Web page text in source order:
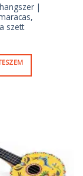
|
szett